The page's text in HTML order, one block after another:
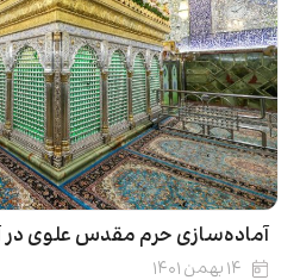
‌آماده‌سازی حرم مقدس علوی
۱۴ بهمن ۱۴۰۱